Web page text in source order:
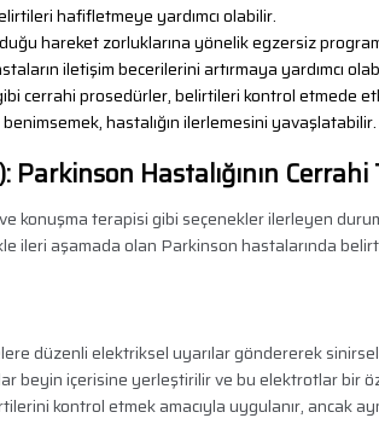
hafifletmeye yardımcı olabilir.
hareket zorluklarına yönelik egzersiz
iletişim becerilerini artırmaya yardımcı
cerrahi prosedürler, belirtileri kontrol etmede
benimsemek, hastalığın ilerlemesini yavaşlatabilir.
Hastalığının Cerrahi
konuşma terapisi gibi seçenekler ilerleyen
ileri aşamada olan Parkinson hastalarında
düzenli elektriksel uyarılar göndererek
beyin içerisine yerleştirilir ve bu elektrotlar bir
kontrol etmek amacıyla uygulanır, ancak